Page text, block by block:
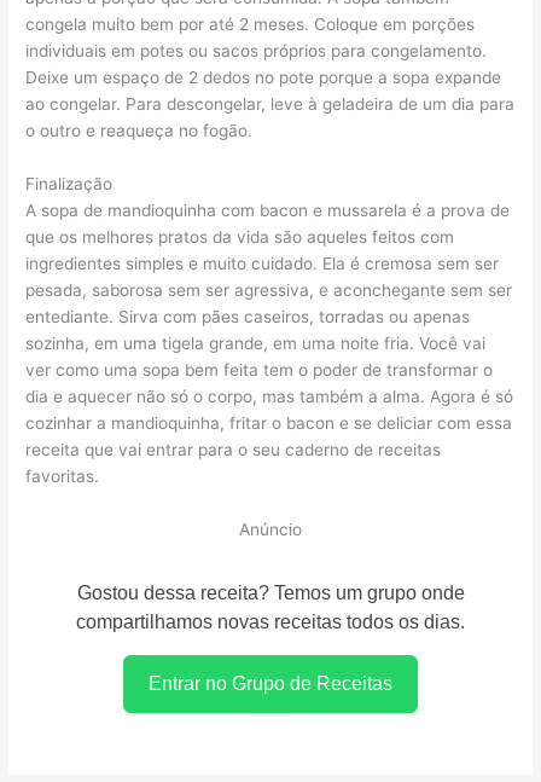
congela muito bem por até 2 meses. Coloque em porções
individuais em potes ou sacos próprios para congelamento.
Deixe um espaço de 2 dedos no pote porque a sopa expande
ao congelar. Para descongelar, leve à geladeira de um dia para
o outro e reaqueça no fogão.
Finalização
A sopa de mandioquinha com bacon e mussarela é a prova de
que os melhores pratos da vida são aqueles feitos com
ingredientes simples e muito cuidado. Ela é cremosa sem ser
pesada, saborosa sem ser agressiva, e aconchegante sem ser
entediante. Sirva com pães caseiros, torradas ou apenas
sozinha, em uma tigela grande, em uma noite fria. Você vai
ver como uma sopa bem feita tem o poder de transformar o
dia e aquecer não só o corpo, mas também a alma. Agora é só
cozinhar a mandioquinha, fritar o bacon e se deliciar com essa
receita que vai entrar para o seu caderno de receitas
favoritas.
Anúncio
Gostou dessa receita? Temos um grupo onde
compartilhamos novas receitas todos os dias.
Entrar no Grupo de Receitas